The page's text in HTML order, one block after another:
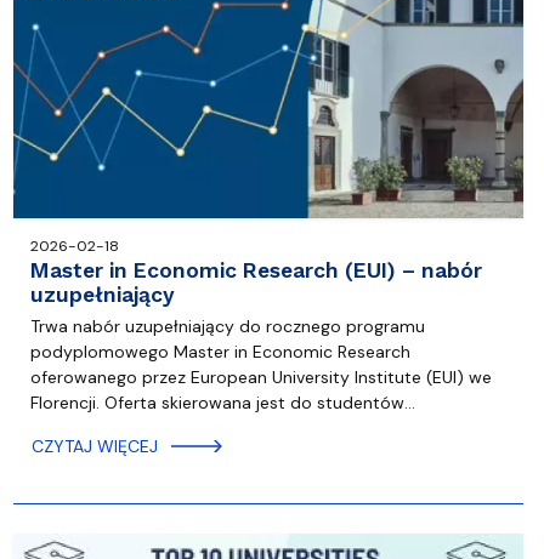
2026-02-18
Master in Economic Research (EUI) – nabór
uzupełniający
Trwa nabór uzupełniający do rocznego programu
podyplomowego Master in Economic Research
oferowanego przez European University Institute (EUI) we
Florencji. Oferta skierowana jest do studentów…
CZYTAJ WIĘCEJ